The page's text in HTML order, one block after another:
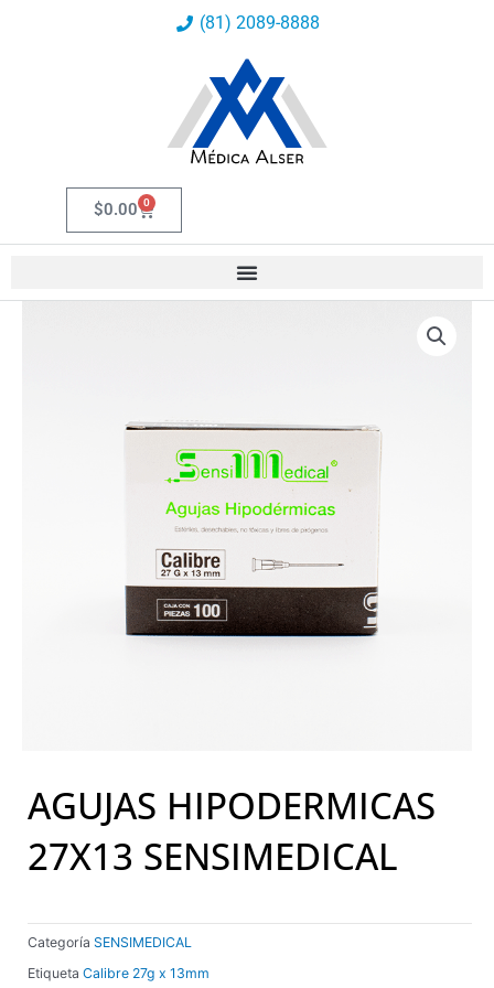
(81) 2089-8888
$0.00 0
Carrito
AGUJAS HIPODERMICAS
27X13 SENSIMEDICAL
Categoría SENSIMEDICAL
Etiqueta Calibre 27g x 13mm